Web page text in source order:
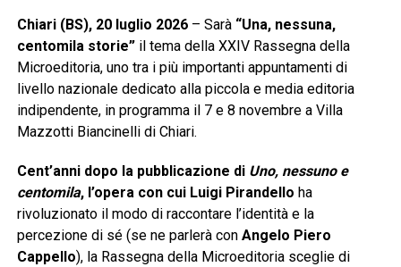
Chiari (BS), 20 luglio 2026– Sarà “Una, nessuna,
centomila storie”il tema della XXIV Rassegna della
Microeditoria, uno tra i più importanti appuntamenti di
livello nazionale dedicato alla piccola e media editoria
indipendente, in programma il 7 e 8 novembre a Villa
Mazzotti Biancinelli di Chiari.
Cent’anni dopo la pubblicazione di Uno, nessuno e
centomila, l’opera con cui Luigi Pirandello ha
rivoluzionato il modo di raccontare l’identità e la
percezione di sé (se ne parlerà con Angelo Piero
Cappello), la Rassegna della Microeditoria sceglie di